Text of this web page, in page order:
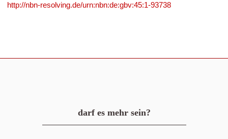
http://nbn-resolving.de/urn:nbn:de:gbv:45:1-93738
darf es mehr sein?